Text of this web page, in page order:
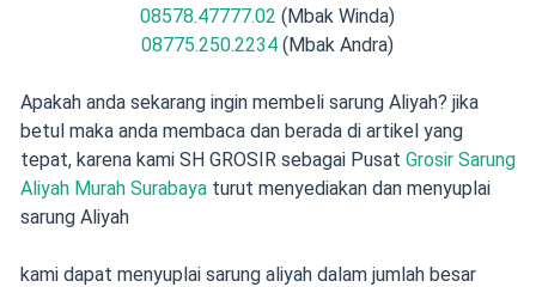
08578.47777.02 (Mbak Winda)
08775.250.2234 (Mbak Andra)
Apakah anda sekarang ingin membeli sarung Aliyah? jika
betul maka anda membaca dan berada di artikel yang
tepat, karena kami SH GROSIR sebagai Pusat Grosir Sarung
Aliyah Murah Surabayaturut menyediakan dan menyuplai
sarung Aliyah
kami dapat menyuplai sarung aliyah dalam jumlah besar